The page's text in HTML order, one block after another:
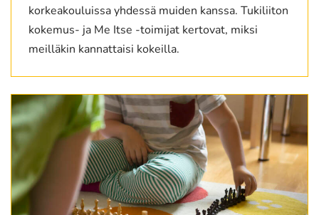
korkeakouluissa yhdessä muiden kanssa. Tukiliiton
kokemus- ja Me Itse -toimijat kertovat, miksi
meilläkin kannattaisi kokeilla.